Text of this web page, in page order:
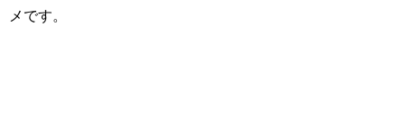
メです。